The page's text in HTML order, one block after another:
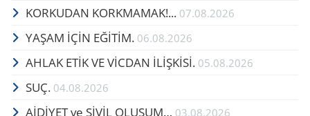
KORKUDAN KORKMAMAK!... 07.08.2026
YAŞAM İÇİN EĞİTİM. 06.08.2026
AHLAK ETİK VE VİCDAN İLİŞKİSİ. 05.08.2026
SUÇ. 04.08.2026
AİDİYET ve SİVİL OLUŞUM… 03.08.2026